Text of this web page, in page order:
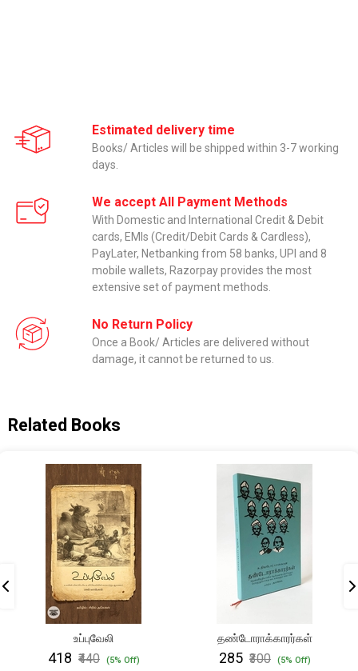
Estimated delivery time
Books/ Articles will be shipped within 3-7 working
days.
We accept All Payment Methods
With Domestic and International Credit & Debit
cards, EMIs (Credit/Debit Cards & Cardless),
PayLater, Netbanking from 58 banks, UPI and 8
mobile wallets, Razorpay provides the most
extensive set of payment methods.
No Return Policy
Once a Book/ Articles are delivered without
damage, it cannot be returned to us.
Related Books
உப்புவேலி
₹418 ₹440 (5% Off)
தண்டோராக்காரர்கள்
₹285 ₹300 (5% Off)